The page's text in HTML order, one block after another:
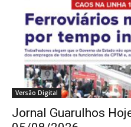
Versão Digital
Jornal Guarulhos